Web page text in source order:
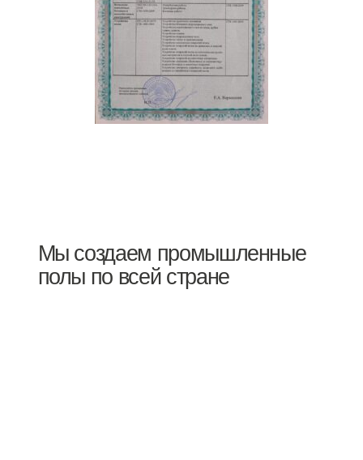
Мы создаем промышленные
полы по всей стране